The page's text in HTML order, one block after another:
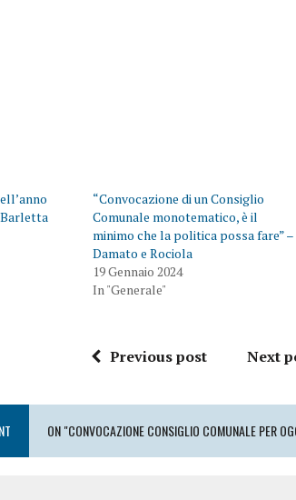
Barletta
“Convocazione di un Consiglio
Comunale monotematico, è il
minimo che la politica possa fare” –
Damato e Rociola
19 Gennaio 2024
In "Generale"
Previous post Next
ON "CONVOCAZIONE CONSIGLIO COMUNALE PER